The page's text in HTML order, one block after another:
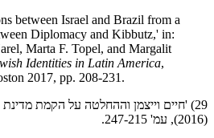
between Israel and Brazil from a
Diplomacy and Kibbutz,' in:
Marta F. Topel, and Margalit
Identities in Latin America,
2017, pp. 208-231.
29) 'חיים וייצמן וההחלטה על הקמת מדינת ישראל',
(2016), עמ' 247-215.